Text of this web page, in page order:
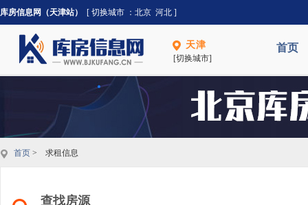
库房信息网（天津站） [ 切换城市 ： 北京 河北 ]
天津
[切换城市]
首页
首页 > 求租信息
查找房源